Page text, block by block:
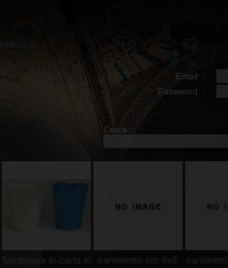
Email :
Password
:
Cerca:
flambeaux in carta in
candelotto cm 4x6